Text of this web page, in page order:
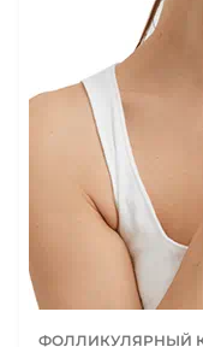
ФОЛЛИКУЛЯРНЫЙ